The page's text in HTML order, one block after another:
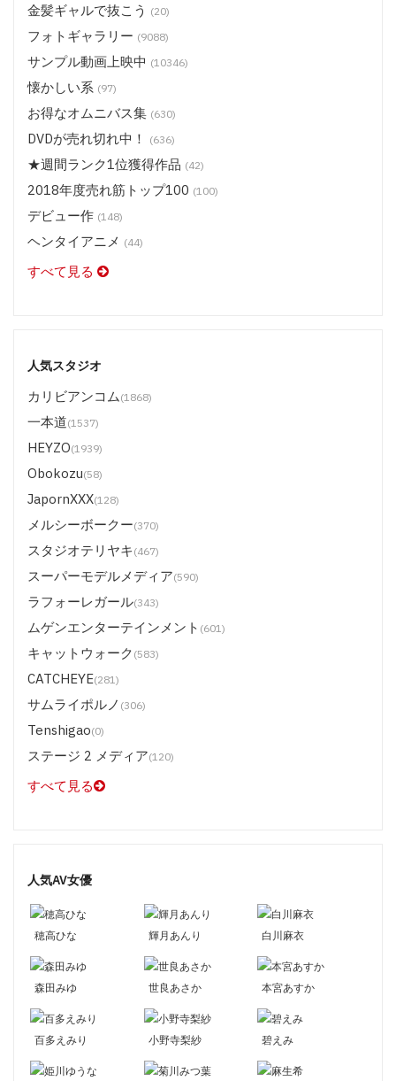
金髪ギャルで抜こう (20)
フォトギャラリー (9088)
サンプル動画上映中 (10346)
懐かしい系 (97)
お得なオムニバス集 (630)
DVDが売れ切れ中！ (636)
★週間ランク1位獲得作品 (42)
2018年度売れ筋トップ100 (100)
デビュー作 (148)
ヘンタイアニメ (44)
すべて見る
人気スタジオ
カリビアンコム(1868)
一本道(1537)
HEYZO(1939)
Obokozu(58)
JapornXXX(128)
メルシーボークー(370)
スタジオテリヤキ(467)
スーパーモデルメディア(590)
ラフォーレガール(343)
ムゲンエンターテインメント (601)
キャットウォーク (583)
CATCHEYE(281)
サムライポルノ (306)
Tenshigao(0)
ステージ 2 メディア(120)
すべて見る
人気AV女優
穂高ひな 輝月あんり 白川麻衣
森田みゆ 世良あさか 本宮あすか
百多えみり 小野寺梨紗 碧えみ